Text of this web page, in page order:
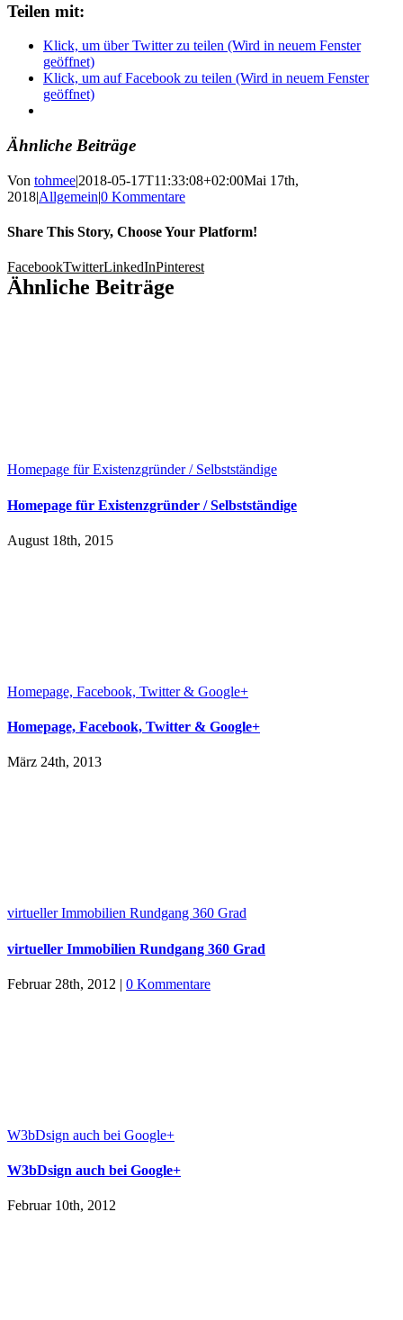
Teilen mit:
Klick, um über Twitter zu teilen (Wird in neuem Fenster
geöffnet)
Klick, um auf Facebook zu teilen (Wird in neuem Fenster
geöffnet)
Ähnliche Beiträge
Von tohmee|2018-05-17T11:33:08+02:00Mai 17th,
2018|Allgemein|0 Kommentare
Share This Story, Choose Your Platform!
FacebookTwitterLinkedInPinterest
Ähnliche Beiträge
Homepage für Existenzgründer / Selbstständige
Homepage für Existenzgründer / Selbstständige
August 18th, 2015
Homepage, Facebook, Twitter & Google+
Homepage, Facebook, Twitter & Google+
März 24th, 2013
virtueller Immobilien Rundgang 360 Grad
virtueller Immobilien Rundgang 360 Grad
Februar 28th, 2012 | 0 Kommentare
W3bDsign auch bei Google+
W3bDsign auch bei Google+
Februar 10th, 2012